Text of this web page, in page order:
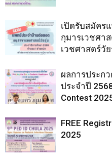
เปิดรับสมัคร
กุมารเวชศา
เวชศาสตร์วั
ผลการประก
ประจำปี
Contest
FREE
2025